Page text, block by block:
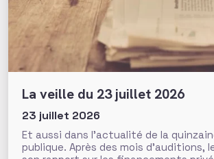
La veille du 23 juillet 2026
23 juillet 2026
Et aussi dans l’actualité de la
publique. Après des mois d’auditions,